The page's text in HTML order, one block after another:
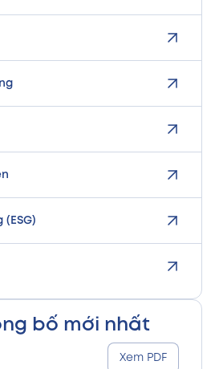
bố mới nhất
Xem PDF